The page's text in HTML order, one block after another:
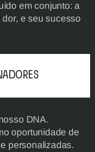
em conjunto: a
e seu sucesso
DNA.
oportunidade de
personalizadas.